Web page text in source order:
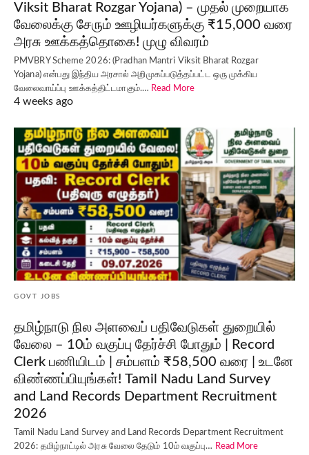
Viksit Bharat Rozgar Yojana) – முதல் முறையாக
வேலைக்கு சேரும் ஊழியர்களுக்கு ₹15,000 வரை
அரசு ஊக்கத்தொகை! முழு விவரம்
PMVBRY Scheme 2026: (Pradhan Mantri Viksit Bharat Rozgar
Yojana) என்பது இந்திய அரசால் அறிமுகப்படுத்தப்பட்ட ஒரு முக்கிய
வேலைவாய்ப்பு ஊக்கத்திட்டமாகும்.… Read More
4 weeks ago
GOVT JOBS
தமிழ்நாடு நில அளவைப் பதிவேடுகள் துறையில்
வேலை – 10ம் வகுப்பு தேர்ச்சி போதும் | Record
Clerk பணியிடம் | சம்பளம் ₹58,500 வரை | உடனே
விண்ணப்பியுங்கள்! Tamil Nadu Land Survey
and Land Records Department Recruitment
2026
Tamil Nadu Land Survey and Land Records Department Recruitment
2026: தமிழ்நாட்டில் அரசு வேலை தேடும் 10ம் வகுப்பு… Read More